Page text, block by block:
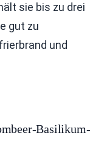
sie bis zu drei
gut zu
und
Basilikum-